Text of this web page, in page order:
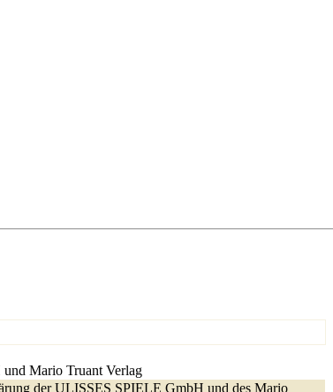
Mario Truant Verlag
der ULISSES SPIELE GmbH und des Mario